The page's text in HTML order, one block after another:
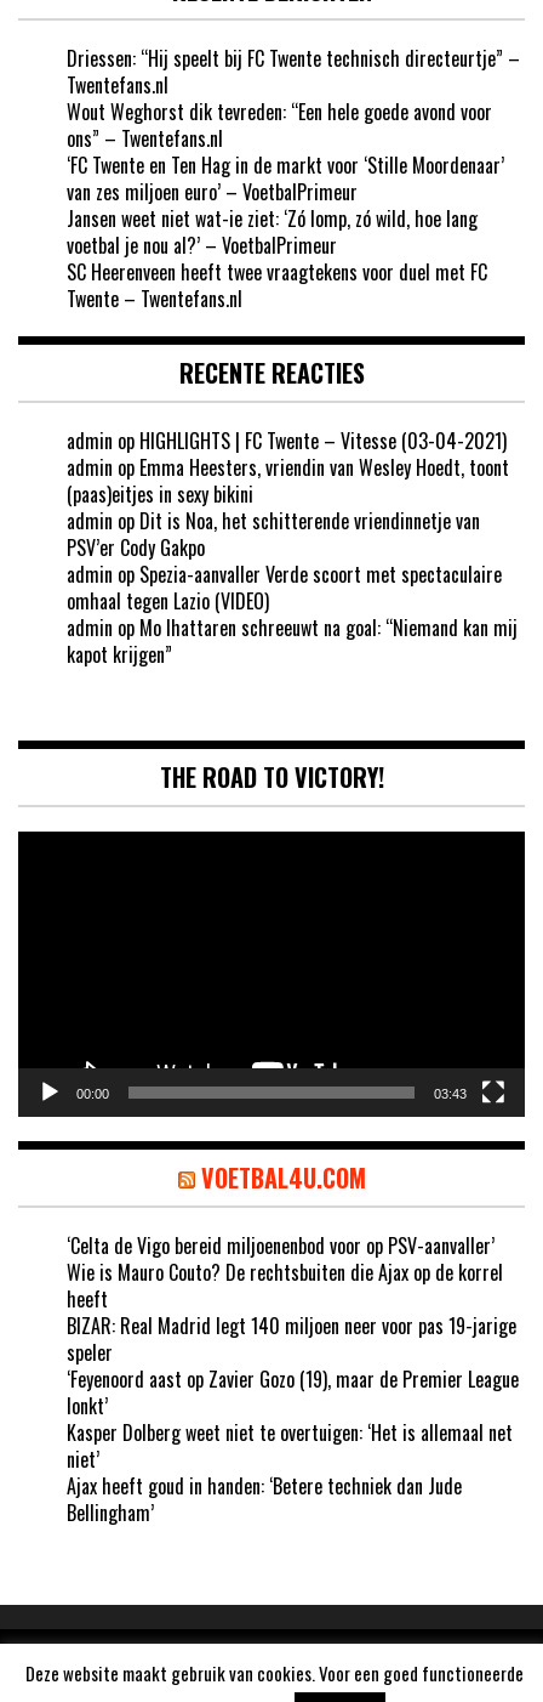
Driessen: “Hij speelt bij FC Twente technisch directeurtje” –
Twentefans.nl
Wout Weghorst dik tevreden: “Een hele goede avond voor
ons” – Twentefans.nl
‘FC Twente en Ten Hag in de markt voor ‘Stille Moordenaar’
van zes miljoen euro’ – VoetbalPrimeur
Jansen weet niet wat-ie ziet: ‘Zó lomp, zó wild, hoe lang
voetbal je nou al?’ – VoetbalPrimeur
SC Heerenveen heeft twee vraagtekens voor duel met FC
Twente – Twentefans.nl
RECENTE REACTIES
admin op HIGHLIGHTS | FC Twente – Vitesse (03-04-2021)
admin op Emma Heesters, vriendin van Wesley Hoedt, toont
(paas)eitjes in sexy bikini
admin op Dit is Noa, het schitterende vriendinnetje van
PSV’er Cody Gakpo
admin op Spezia-aanvaller Verde scoort met spectaculaire
omhaal tegen Lazio (VIDEO)
admin op Mo Ihattaren schreeuwt na goal: “Niemand kan mij
kapot krijgen”
THE ROAD TO VICTORY!
00:00 03:43
VOETBAL4U.COM
‘Celta de Vigo bereid miljoenenbod voor op PSV-aanvaller’
Wie is Mauro Couto? De rechtsbuiten die Ajax op de korrel
heeft
BIZAR: Real Madrid legt 140 miljoen neer voor pas 19-jarige
speler
‘Feyenoord aast op Zavier Gozo (19), maar de Premier League
lonkt’
Kasper Dolberg weet niet te overtuigen: ‘Het is allemaal net
niet’
Ajax heeft goud in handen: ‘Betere techniek dan Jude
Bellingham’
Aangedreven doorWordPress
Deze website maakt gebruik van cookies. Voor een goed functioneerde